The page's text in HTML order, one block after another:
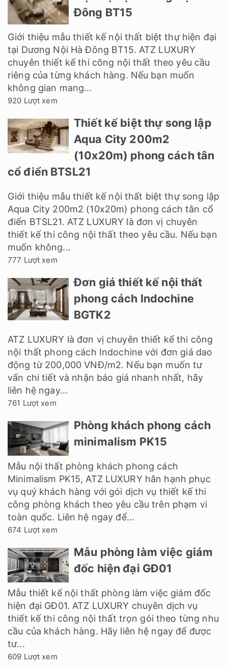
Đông BT15
Giới thiệu mẫu thiết kế nội thất biệt thự hiện đại
tại Dương Nội Hà Đông BT15. ATZ LUXURY
chuyên thiết kế thi công nội thất theo yêu cầu
riêng của từng khách hàng. Nếu bạn muốn
không gian mang...
920 Lượt xem
Thiết kế biệt thự song lập
Aqua City 200m2
(10x20m) phong cách tân
cổ điển BTSL21
Giới thiệu mẫu thiết kế nội thất biệt thự song lập
Aqua City 200m2 (10x20m) phong cách tân cổ
điển BTSL21. ATZ LUXURY là đơn vị chuyên
thiết kế thi công nội thất theo yêu cầu. Nếu bạn
muốn không...
777 Lượt xem
Đơn giá thiết kế nội thất
phong cách Indochine
BGTK2
ATZ LUXURY là đơn vị chuyên thiết kế thi công
nội thất phong cách Indochine với đơn giá dao
động từ 200,000 VNĐ/m2. Nếu bạn muốn tư
vấn chi tiết và nhận báo giá nhanh nhất, hãy
liên hệ ngay...
761 Lượt xem
Phòng khách phong cách
minimalism PK15
Mẫu nội thất phòng khách phong cách
Minimalism PK15, ATZ LUXURY hân hạnh phục
vụ quý khách hàng với gói dịch vụ thiết kế thi
công phòng khách theo yêu cầu trên phạm vi
toàn quốc. Liên hệ ngay để...
674 Lượt xem
Mẫu phòng làm việc giám
đốc hiện đại GĐ01
Mẫu thiết kế nội thất phòng làm việc giám đốc
hiện đại GĐ01. ATZ LUXURY chuyên dịch vụ
thiết kế thi công nội thất trọn gói theo từng nhu
cầu của khách hàng. Hãy liên hệ ngay để được
tư...
609 Lượt xem